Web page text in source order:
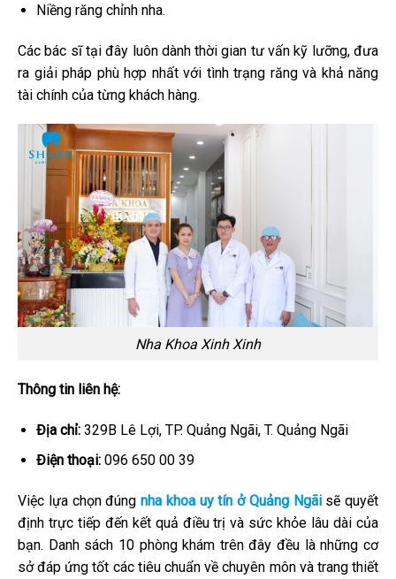
Niềng răng chỉnh nha.
Các bác sĩ tại đây luôn dành thời gian tư vấn kỹ lưỡng, đưa
ra giải pháp phù hợp nhất với tình trạng răng và khả năng
tài chính của từng khách hàng.
Nha Khoa Xinh Xinh
Thông tin liên hệ:
Địa chỉ:329B Lê Lợi, TP. Quảng Ngãi, T. Quảng Ngãi
Điện thoại:096 650 00 39
Việc lựa chọn đúng nha khoa uy tín ở Quảng Ngãisẽ quyết
định trực tiếp đến kết quả điều trị và sức khỏe lâu dài của
bạn. Danh sách 10 phòng khám trên đây đều là những cơ
sở đáp ứng tốt các tiêu chuẩn về chuyên môn và trang thiết